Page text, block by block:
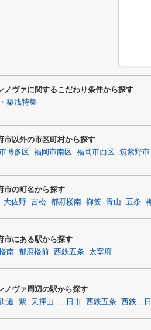
ノヴァに関するこだわり条件から探す
築浅特集
市以外の市区町村から探す
博多区 福岡市南区 福岡市西区 筑紫野市
市の町名から探す
大佐野 吉松 都府楼南 御笠 青山 五条
市にある駅から探す
南 都府楼前 西鉄五条 太宰府
ノヴァ周辺の駅から探す
道 紫 天拝山 二日市 西鉄五条 西鉄二